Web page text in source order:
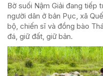
Bờ suối Nậm Giải đang
người dân ở bản Pục, xã
bộ, chiến sĩ và đồng bào
đá, giữ đất, giữ bản.